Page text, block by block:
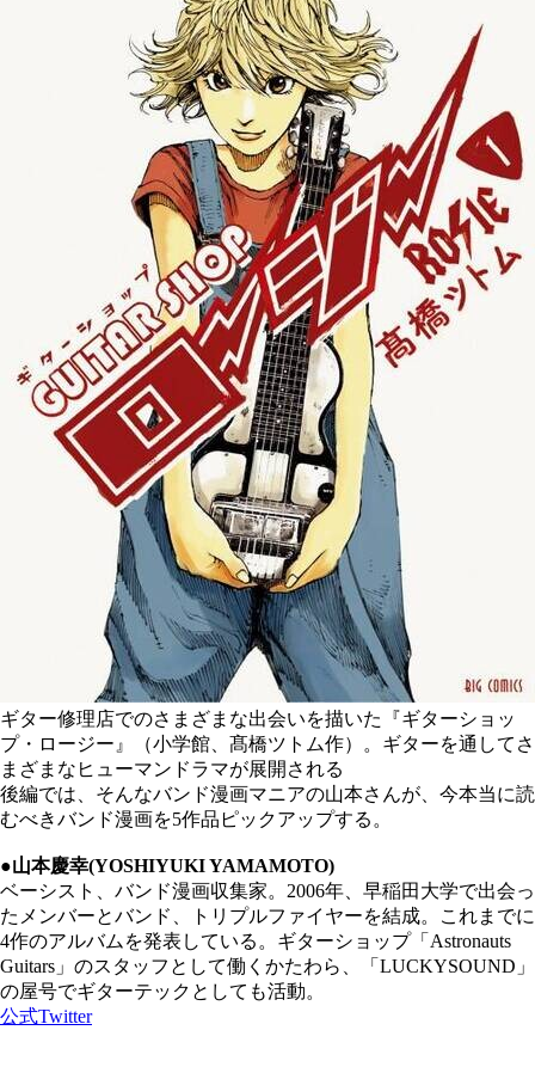
ギター修理店でのさまざまな出会いを描いた『ギターショッ
プ・ロージー』（小学館、髙橋ツトム作）。ギターを通してさ
まざまなヒューマンドラマが展開される
後編では、そんなバンド漫画マニアの山本さんが、今本当に読
むべきバンド漫画を5作品ピックアップする。
●山本慶幸(YOSHIYUKI YAMAMOTO)
ベーシスト、バンド漫画収集家。2006年、早稲田大学で出会っ
たメンバーとバンド、トリプルファイヤーを結成。これまでに
4作のアルバムを発表している。ギターショップ「Astronauts
Guitars」のスタッフとして働くかたわら、「LUCKYSOUND」
の屋号でギターテックとしても活動。
公式Twitter